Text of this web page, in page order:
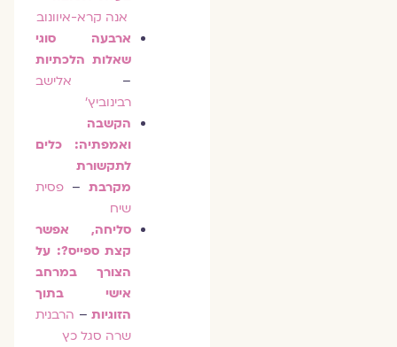
אנה קרא-איוונוב
ארבעה סוגי
שאלות הלכתיות
–
אלישב
רבינוביץ'
הקשבה
ואמפתיה: כלים
לתקשורת
מקרבת–פסית
שיח
סליחה, אפשר
קצת ספייס?: על
הצורך במרחב
אישי בתוך
הזוגיות–הרבנית
שרה סגל כץ